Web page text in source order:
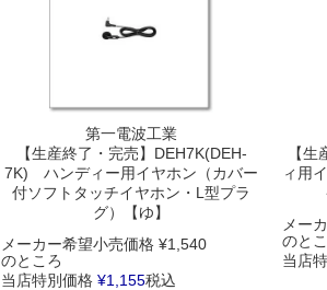
第一電波工業
【生産終了・完売】DEH7K(DEH-
7K) ハンディー用イヤホン（カバー
付ソフトタッチイヤホン・L型プラ
グ）【ゆ】
メーカー希望小売価格 ¥1,540
のところ
当店特別価格 ¥1,155税込
【
ィ用
メー
のと
当店